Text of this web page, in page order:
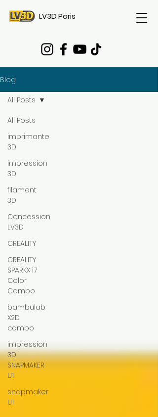
LV3D Paris
Blog
All Posts
imprimante
3D
impression
3D
filament
3D
Concession
LV3D
CREALITY
CREALITY
SPARKX i7
Color
Combo
bambulab
X2D
combo
impression
3D
SNAPMAKER
U1
snapmaker
U1
All Posts